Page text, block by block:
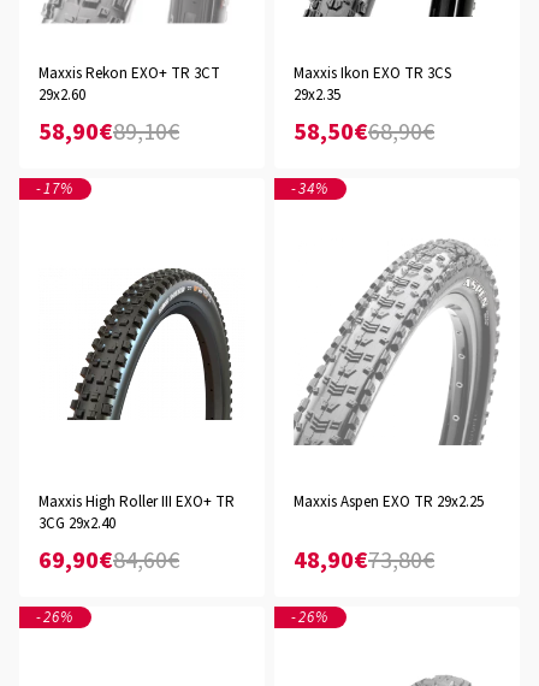
Maxxis Rekon EXO+ TR 3CT
29x2.60
58,90€89,10€
Maxxis Ikon EXO TR 3CS
29x2.35
58,50€68,90€
-17%
Maxxis High Roller III EXO+ TR
3CG 29x2.40
69,90€84,60€
-34%
Maxxis Aspen EXO TR 29x2.25
48,90€73,80€
-26% -26%